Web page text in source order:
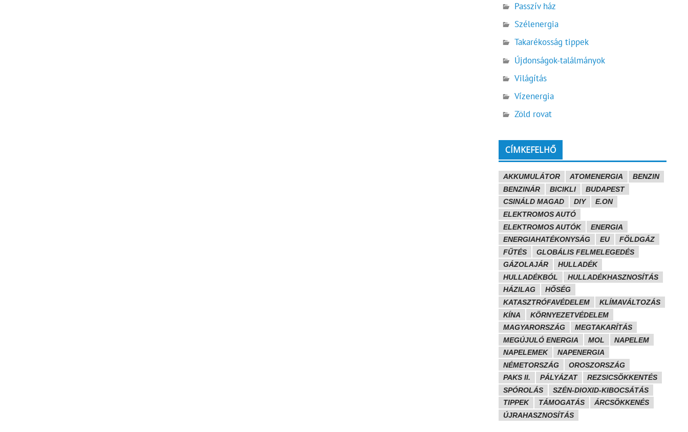
Passzív ház
Szélenergia
Takarékosság tippek
Újdonságok-találmányok
Világítás
Vízenergia
Zöld rovat
CÍMKEFELHŐ
AKKUMULÁTOR ATOMENERGIA
BENZIN
BENZINÁR
BICIKLI
BUDAPEST
CSINÁLD MAGAD
DIY
E.ON
ELEKTROMOS AUTÓ
ELEKTROMOS AUTÓK
ENERGIA
ENERGIAHATÉKONYSÁG
EU
FÖLDGÁZ
FŰTÉS
GLOBÁLIS FELMELEGEDÉS
GÁZOLAJÁR
HULLADÉK
HULLADÉKBÓL
HULLADÉKHASZNOSÍTÁS
HÁZILAG
HŐSÉG
KATASZTRÓFAVÉDELEM
KLÍMAVÁLTOZÁS
KÍNA
KÖRNYEZETVÉDELEM
MAGYARORSZÁG
MEGTAKARÍTÁS
MEGÚJULÓ ENERGIA
MOL
NAPELEM
NAPELEMEK
NAPENERGIA
NÉMETORSZÁG
OROSZORSZÁG
PAKS II.
PÁLYÁZAT
REZSICSÖKKENTÉS
SPÓROLÁS
SZÉN-DIOXID-KIBOCSÁTÁS
TIPPEK
TÁMOGATÁS
ÁRCSÖKKENÉS
ÚJRAHASZNOSÍTÁS